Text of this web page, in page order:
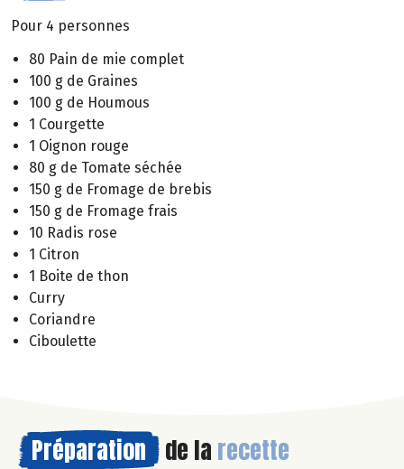
Pour 4 personnes
80 Pain de mie complet
100 g de Graines
100 g de Houmous
1 Courgette
1 Oignon rouge
80 g de Tomate séchée
150 g de Fromage de brebis
150 g de Fromage frais
10 Radis rose
1 Citron
1 Boite de thon
Curry
Coriandre
Ciboulette
Préparation de la recette